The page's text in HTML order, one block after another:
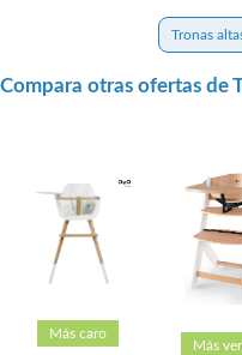
Tronas
Compara otras ofertas de
Más caro
Más